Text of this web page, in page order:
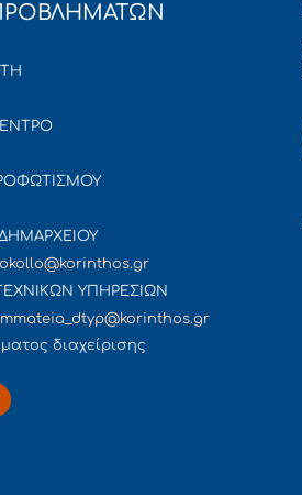
ΥΠΗΡΕΣΙΩΝ
διαχείρισης